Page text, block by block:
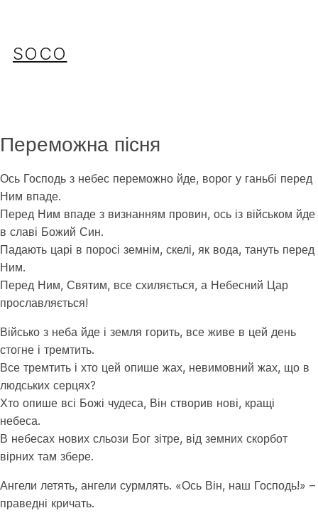
SOCO
Переможна пісня
Ось Господь з небес переможно йде, ворог у ганьбі перед
Ним впаде.
Перед Ним впаде з визнанням провин, ось із військом йде
в славі Божий Син.
Падають царі в поросі земнім, скелі, як вода, тануть перед
Ним.
Перед Ним, Святим, все схиляється, а Небесний Цар
прославляється!
Військо з неба йде і земля горить, все живе в цей день
стогне і тремтить.
Все тремтить і хто цей опише жах, невимовний жах, що в
людських серцях?
Хто опише всі Божі чудеса, Він створив нові, кращі
небеса.
В небесах нових сльози Бог зітре, від земних скорбот
вірних там збере.
Ангели летять, ангели сурмлять. «Ось Він, наш Господь!» –
праведні кричать.